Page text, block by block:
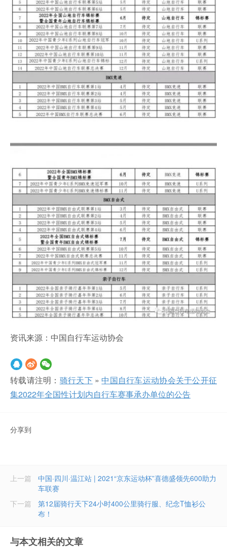
资讯来源：中国自行车运动协会
转载请注明： 骑行天下» 中国自行车运动协会关于公开征
集2022年全国性计划内自行车赛事承办单位的公告
分享到
上一篇
中国·四川·温江站 | 2021“京东运动杯”喜德盛领先600助力
车联赛
第12届骑行天下24小时400公里骑行服、纪念T恤衫公
布！
下一篇
与本文相关的文章